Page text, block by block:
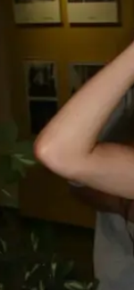
אמסלם עוזבת
נקראה להחליף